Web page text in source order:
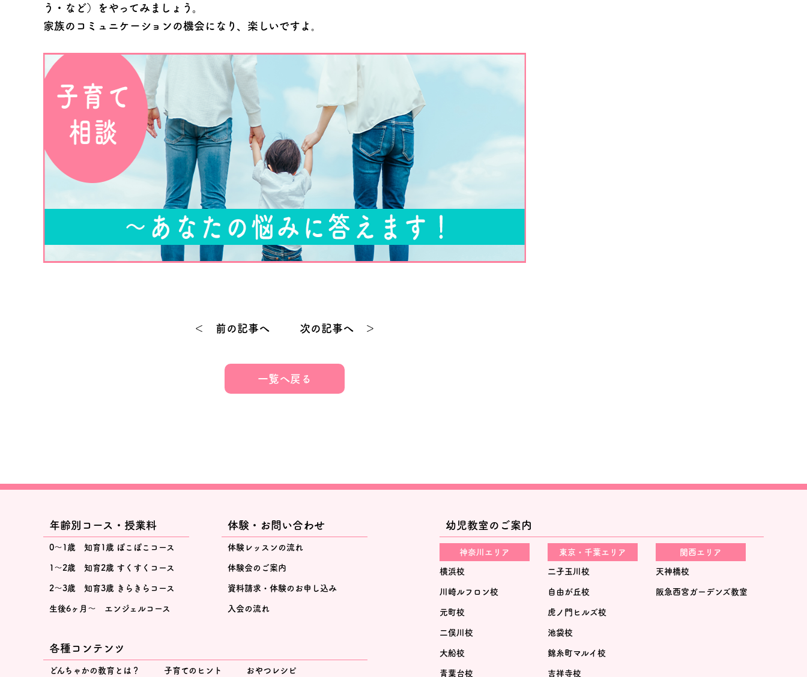
う・など）をやってみましょう。
家族のコミュニケーションの機会になり、楽しいですよ｡
＜ 前の記事へ 次の記事へ ＞
一覧へ戻る
年齢別コース・授業料
0～1歳 知育1歳 ぽこぽこコース
1～2歳 知育2歳 すくすくコース
2～3歳 知育3歳 きらきらコース
生後6ヶ月～ エンジェルコース
体験・お問い合わせ
体験レッスンの流れ
体験会のご案内
資料請求・体験のお申し込み
入会の流れ
各種コンテンツ
どんちゃかの教育とは？ 子育てのヒント おやつレシピ
幼児教室のご案内
神奈川エリア
横浜校
川崎ルフロン校
元町校
二俣川校
大船校
青葉台校
東京・千葉エリア
二子玉川校
自由が丘校
虎ノ門ヒルズ校
池袋校
錦糸町マルイ校
吉祥寺校
関西エリア
天神橋校
阪急西宮ガーデンズ教室